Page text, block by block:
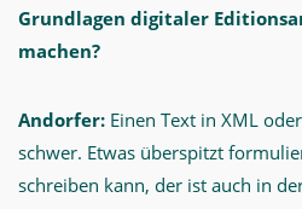
Grundlagen digitaler
machen?
Andorfer: Einen Text in XML
schwer. Etwas überspitzt
schreiben kann, der ist auch in